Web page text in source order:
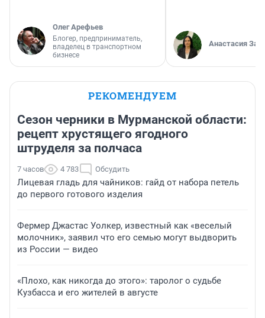
Олег Арефьев
Блогер, предприниматель,
владелец в транспортном
бизнесе
Анастасия
РЕКОМЕНДУЕМ
Сезон черники в Мурманской области:
рецепт хрустящего ягодного
штруделя за полчаса
7 часов 4 783 Обсудить
Лицевая гладь для чайников: гайд от набора петель
до первого готового изделия
Фермер Джастас Уолкер, известный как «веселый
молочник», заявил что его семью могут выдворить
из России — видео
«Плохо, как никогда до этого»: таролог о судьбе
Кузбасса и его жителей в августе